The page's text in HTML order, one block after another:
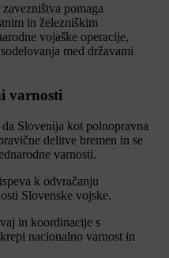
pomaga
in železniškim
vojaške operacije,
med državami
varnosti
da Slovenija kot polnopravna
delitve bremen in se
varnosti.
k odvračanju
Slovenske vojske.
in koordinacije s
nacionalno varnost in